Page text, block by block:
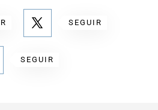
SEGUIR
SEGUIR